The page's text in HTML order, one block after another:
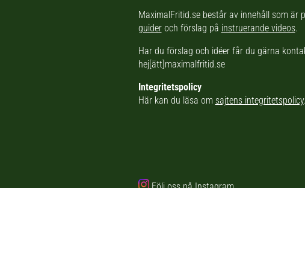
MaximalFritid.se består av innehåll som är
guideroch förslag på instruerande videos.
Har du förslag och idéer får du gärna
hej[ätt]maximalfritid.se
Integritetspolicy
Här kan du läsa om sajtens integritetspolicy.
Följ oss på Instagram